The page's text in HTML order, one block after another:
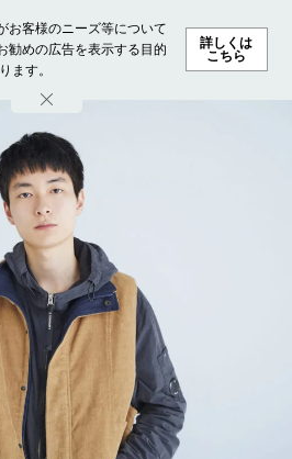
お客様のニーズ等について
勧めの広告を表示する目的
ます。
詳しくは
こちら
ランキング ファッション ビューテ